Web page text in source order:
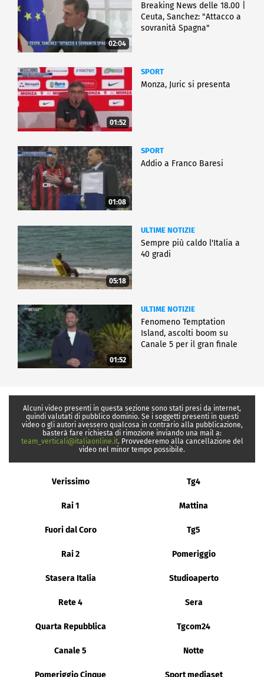
02:04
Breaking News delle 18.00 |
Ceuta, Sanchez: "Attacco a
sovranità Spagna"
01:52
SPORT
Monza, Juric si presenta
01:08
SPORT
Addio a Franco Baresi
05:18
ULTIME NOTIZIE
Sempre più caldo l'Italia a
40 gradi
01:52
ULTIME NOTIZIE
Fenomeno Temptation
Island, ascolti boom su
Canale 5 per il gran finale
Alcuni video presenti in questa sezione sono stati presi da internet,
quindi valutati di pubblico dominio. Se i soggetti presenti in questi
video o gli autori avessero qualcosa in contrario alla pubblicazione,
basterà fare richiesta di rimozione inviando una mail a:
team_verticali@italiaonline.it. Provvederemo alla cancellazione del
video nel minor tempo possibile.
Verissimo Tg4
Rai 1 Mattina
Fuori dal Coro Tg5
Rai 2 Pomeriggio
Stasera Italia Studioaperto
Rete 4 Sera
Quarta Repubblica Tgcom24
Canale 5 Notte
Pomeriggio Cinque Sport mediaset